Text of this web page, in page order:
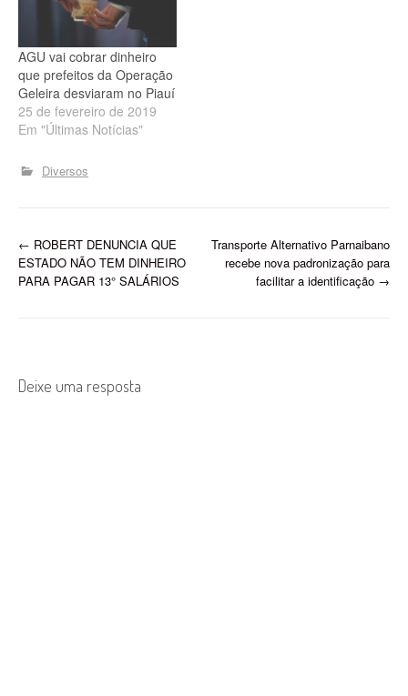
AGU vai cobrar dinheiro
que prefeitos da Operação
Geleira desviaram no Piauí
25 de fevereiro de 2019
Em "Últimas Notícias"
Diversos
P
o
n
← ROBERT DENUNCIA QUE
ESTADO NÃO TEM DINHEIRO
PARA PAGAR 13° SALÁRIOS
Transporte Alternativo Parnaibano
recebe nova padronização para
facilitar a identificação →
Deixe uma resposta